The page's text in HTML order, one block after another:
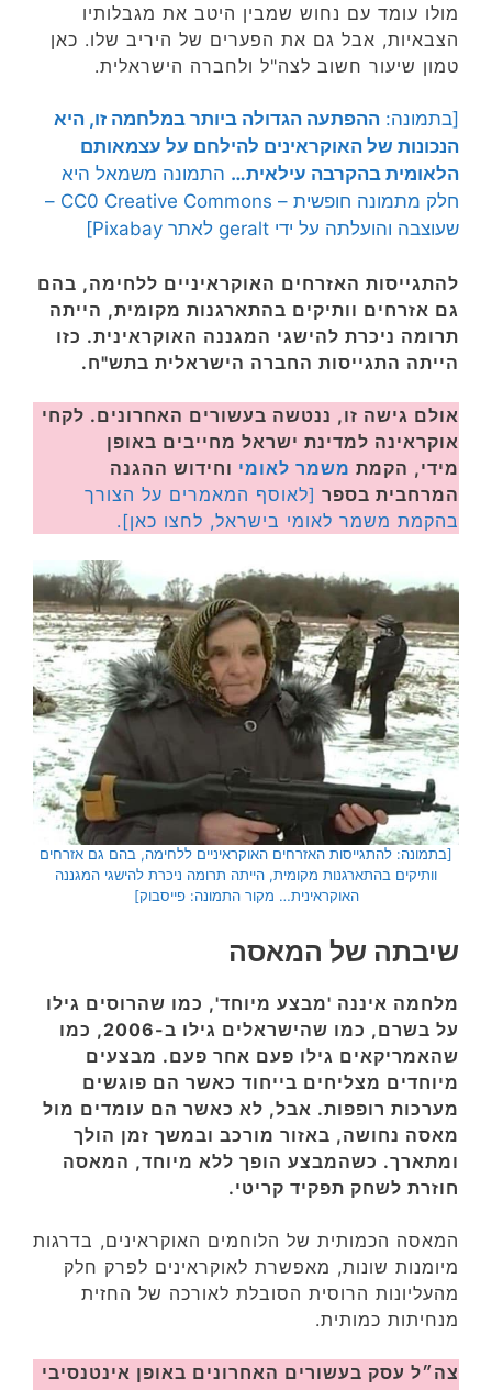
מולו עומד עם נחוש שמבין היטב את מגבלותיו
הצבאיות, אבל גם את הפערים של היריב שלו. כאן
טמון שיעור חשוב לצה"ל ולחברה הישראלית.
[בתמונה: ההפתעה הגדולה ביותר במלחמה זו, היא
הנכונות של האוקראינים להילחם על עצמאותם
הלאומית בהקרבה עילאית… התמונה משמאל היא
חלק מתמונה חופשית – CC0 Creative Commons –
שעוצבה והועלתה על ידי geralt לאתר Pixabay]
להתגייסות האזרחים האוקראיניים ללחימה, בהם
גם אזרחים וותיקים בהתארגנות מקומית, הייתה
תרומה ניכרת להישגי המגננה האוקראינית. כזו
הייתה התגייסות החברה הישראלית בתש"ח.
אולם גישה זו, ננטשה בעשורים האחרונים. לקחי
אוקראינה למדינת ישראל מחייבים באופן
מידי, הקמת משמר לאומי וחידוש ההגנה
המרחבית בספר [לאוסף המאמרים על הצורך
בהקמת משמר לאומי בישראל, לחצו כאן].
[בתמונה: להתגייסות האזרחים האוקראיניים ללחימה, בהם גם אזרחים
וותיקים בהתארגנות מקומית, הייתה תרומה ניכרת להישגי המגננה
האוקראינית… מקור התמונה: פייסבוק]
שיבתה של המאסה
מלחמה איננה 'מבצע מיוחד', כמו שהרוסים גילו
על בשרם, כמו שהישראלים גילו ב-2006, כמו
שהאמריקאים גילו פעם אחר פעם. מבצעים
מיוחדים מצליחים בייחוד כאשר הם פוגשים
מערכות רופפות. אבל, לא כאשר הם עומדים מול
מאסה נחושה, באזור מורכב ובמשך זמן הולך
ומתארך. כשהמבצע הופך ללא מיוחד, המאסה
חוזרת לשחק תפקיד קריטי.
המאסה הכמותית של הלוחמים האוקראינים, בדרגות
מיומנות שונות, מאפשרת לאוקראינים לפרק חלק
מהעליונות הרוסית הסובלת לאורכה של החזית
מנחיתות כמותית.
צה״ל עסק בעשורים האחרונים באופן אינטנסיבי